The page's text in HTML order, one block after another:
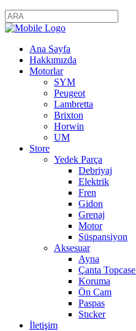
Ana Sayfa
Hakkımızda
Motorlar
SYM
Peugeot
Lambretta
Brixton
Horwin
UM
Store
Yedek Parça
Debriyaj
Elektrik
Fren
Gidon
Grenaj
Motor
Süspansiyon
Aksesuar
Ayna
Çanta
Koruma
Ön Cam
Paspas
Stıcker
İletişim